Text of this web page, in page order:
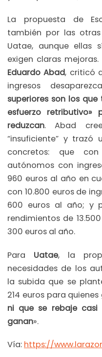
La propuesta de
también por las otras
Uatae, aunque ellas
exigen claras mejoras.
Eduardo Abad, criticó
ingresos
superiores son los
esfuerzo
reduzcan. Abad
“insuficiente” y trazó
concretos: que
autónomos con
960 euros al año en
con 10.800 euros de
600 euros al año; y
rendimientos de
300 euros al año.
Para Uatae, la
necesidades de los
la subida que se
214 euros para
ni que se rebaje
ganan».
Vía: https://